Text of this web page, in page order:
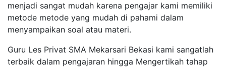
menjadi sangat mudah karena pengajar kami memiliki
metode metode yang mudah di pahami dalam
menyampaikan soal atau materi.
Guru Les Privat SMA Mekarsari Bekasi kami sangatlah
terbaik dalam pengajaran hingga Mengertikah tahap